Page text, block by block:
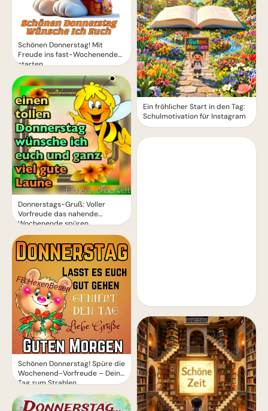
Schönen Donnerstag! Mit
Freude ins fast-Wochenende
starten.
Donnerstags-Gruß: Voller
Vorfreude das nahende
Wochenende spüren
Schönen Donnerstag! Spüre die
Wochenend-Vorfreude – Dein
Tag zum Strahlen.
Ein fröhlicher Start in den Tag:
Schulmotivation für Instagram